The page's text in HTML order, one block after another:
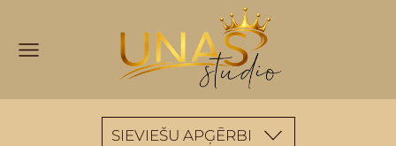
SIEVIEŠU APĢĒRBI